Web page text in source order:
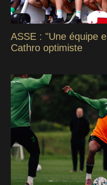
ASSE : "Une équipe
Cathro optimiste